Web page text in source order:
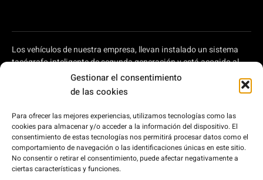
Gestionar el consentimiento
de las cookies
Para ofrecer las mejores experiencias, utilizamos tecnologías como las
cookies para almacenar y/o acceder a la información del dispositivo. El
consentimiento de estas tecnologías nos permitirá procesar datos como el
comportamiento de navegación o las identificaciones únicas en este sitio.
No consentir o retirar el consentimiento, puede afectar negativamente a
ciertas características y funciones.
Los vehículos de nuestra empresa, llevan instalado un sistema
tacógrafo inteligente de segunda generación y está acogido al
plan de ayudas a autónomos y pymes para modernizar el
transporte por carretera, regulado en el Real Decreto 902/2022,
de 25 de octubre, por el que se aprueba la concesión directa, a las
comunidades autónomas y a las ciudades de Ceuta y Melilla, de
ayudas para la modernización de empresas privadas de
transporte de viajeros prestadoras de servicios de transporte por
carretera y de empresas privadas que intervienen en el transporte
de mercancías por carretera, en el marco del Plan de
Recuperación, Transformación y Resiliencia, financiado por la